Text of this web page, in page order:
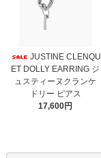
JUSTINE CLENQU
ET DOLLY EARRING ジ
ュスティーヌクランケ
ドリー ピアス
17,600円